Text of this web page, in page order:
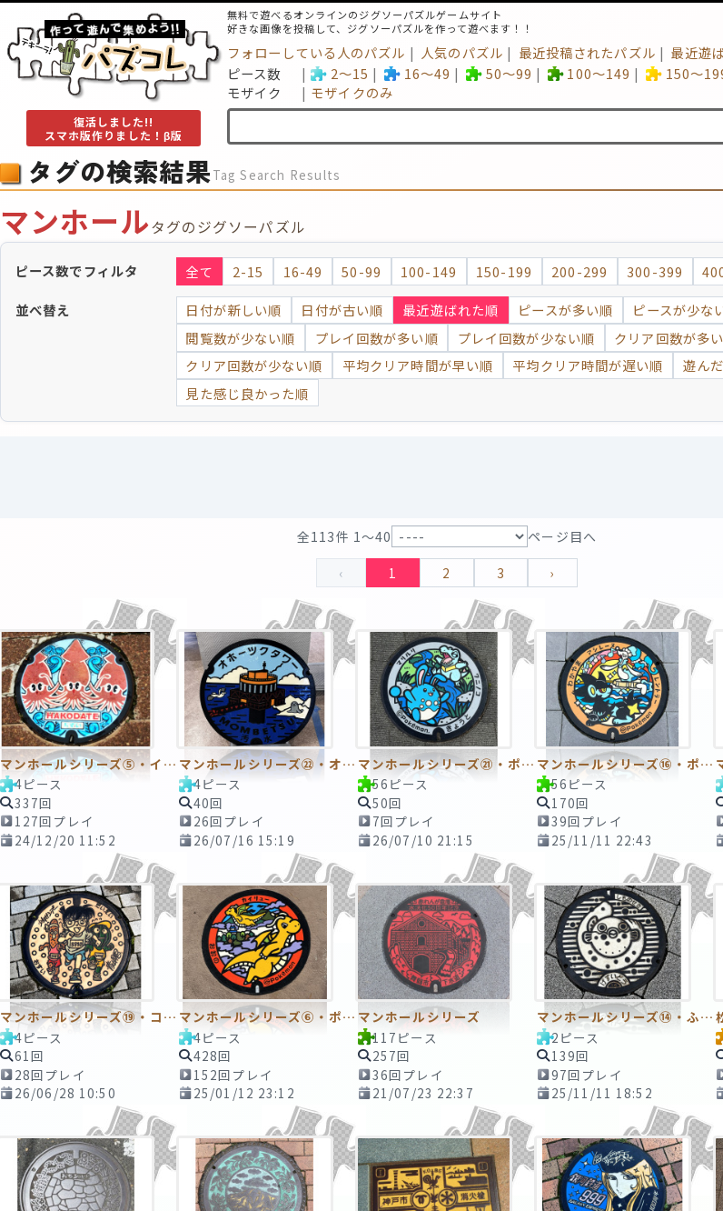
復活しました!!
スマホ版作りました！β版
無料で遊べるオンラインのジグソーパズルゲームサイト
好きな画像を投稿して、ジグソーパズルを作って遊べます！！
フォローしている人のパズル 人気のパズル 最近投稿されたパズル 最近遊
ピース数
2～15 16～49 50～99 100～149 150～
モザイク
モザイクのみ
タグの検索結果Tag Search Results
マンホールタグのジグソーパズル
ピース数でフィルタ 全て 2-15 16-49 50-99 100-149 150-199 200-299 300-399
並べ替え 日付が新しい順 日付が古い順 最近遊ばれた順 ピースが多い順 ピースが少な
閲覧数が少ない順
プレイ回数が多い順 プレイ回数が少ない順
クリア回数が多
クリア回数が少ない順
平均クリア時間が早い順 平均クリア時間が遅い順
遊ん
見た感じ良かった順
全113件 1〜40
ページ目へ
‹
1 2 3 ›
マンホールシリーズ⑤・イカのマンホール
4ピース
337回
127回プレイ
24/12/20 11:52
マンホールシリーズ㉒・オホーツクタワー・マンホール
4ピース
40回
26回プレイ
26/07/16 15:19
マンホールシリーズ㉑・ポケモンマンホール（マリルリ・ワニノコ）
56ピース
50回
7回プレイ
26/07/10 21:15
マンホールシリーズ⑯・ポケモンマンホール（アシレーヌ・レントラー）
56ピース
170回
39回プレイ
25/11/11 22:43
マンホールシリーズ⑲・コナン_マンホール１
4ピース
61回
28回プレイ
26/06/28 10:50
マンホールシリーズ⑥・ポケモンマンホール
4ピース
428回
152回プレイ
25/01/12 23:12
マンホールシリーズ
117ピース
257回
36回プレイ
21/07/23 22:37
マンホールシリーズ⑭・ふぐのマンホール2
2ピース
139回
97回プレイ
25/11/11 18:52